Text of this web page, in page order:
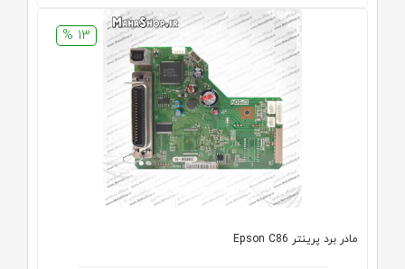
13 %
مادر برد پرینتر Epson C86